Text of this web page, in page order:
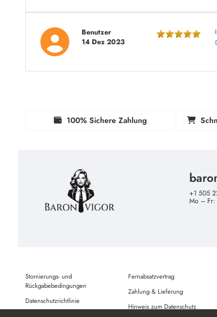
Benutzer
14 Dez 2023
100% Sichere Zahlung
+1 505
Mo – Fr:
Stornierungs- und
Rückgabebedingungen
Datenschutzrichtlinie
Fernabsatzvertrag
Zahlung & Lieferung
Hinweis zum Datenschutz